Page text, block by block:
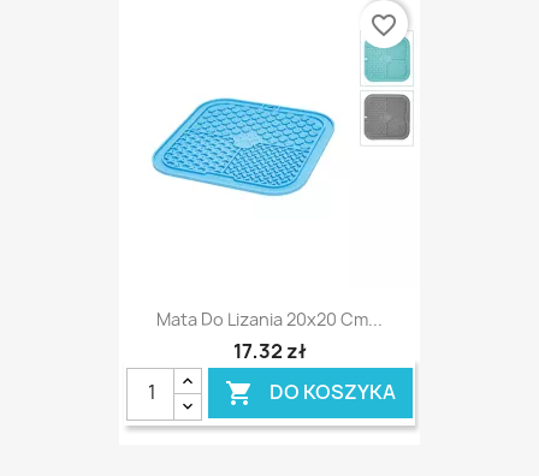
Mata Do Lizania 20x20 Cm...
17,32 zł
 DO KOSZYKA
favorite_border